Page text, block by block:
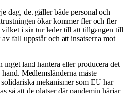
dag, det gäller både personal och
ökar kommer fler och fler
vilket i sin tur leder till att tillgången till
fall uppstår och att insatserna mot
inget land hantera eller producera det
Medlemsländerna måste
mekanismer som EU har
så att de platser där pandemin härjar